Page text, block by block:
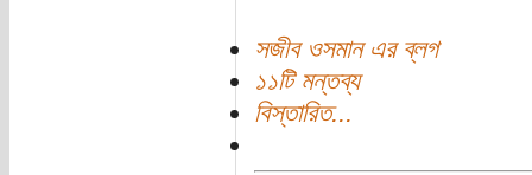
সজীব ওসমান এর ব্লগ
১১টি মন্তব্য
বিস্তারিত...